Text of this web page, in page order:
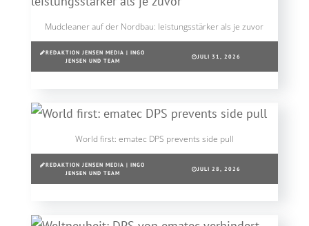
Mudcleaner auf der Nordbau: leistungsstärker als je zuvor
REDAKTION JENSEN MEDIA | INGO
JENSEN UND TEAM
JULI 31, 2026
World first: ematec DPS prevents side pull
REDAKTION JENSEN MEDIA | INGO
JENSEN UND TEAM
JULI 28, 2026